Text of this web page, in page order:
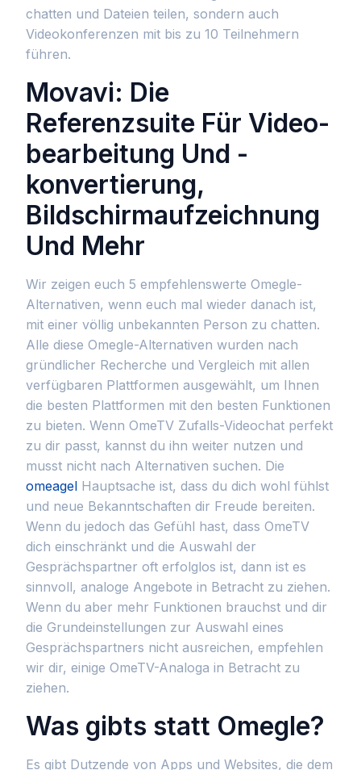
chatten und Dateien teilen, sondern auch
Videokonferenzen mit bis zu 10 Teilnehmern
führen.
Movavi: Die
Referenzsuite Für Video-
bearbeitung Und -
konvertierung,
Bildschirmaufzeichnung
Und Mehr
Wir zeigen euch 5 empfehlenswerte Omegle-
Alternativen, wenn euch mal wieder danach ist,
mit einer völlig unbekannten Person zu chatten.
Alle diese Omegle-Alternativen wurden nach
gründlicher Recherche und Vergleich mit allen
verfügbaren Plattformen ausgewählt, um Ihnen
die besten Plattformen mit den besten Funktionen
zu bieten. Wenn OmeTV Zufalls-Videochat perfekt
zu dir passt, kannst du ihn weiter nutzen und
musst nicht nach Alternativen suchen. Die
omeagel Hauptsache ist, dass du dich wohl fühlst
und neue Bekanntschaften dir Freude bereiten.
Wenn du jedoch das Gefühl hast, dass OmeTV
dich einschränkt und die Auswahl der
Gesprächspartner oft erfolglos ist, dann ist es
sinnvoll, analoge Angebote in Betracht zu ziehen.
Wenn du aber mehr Funktionen brauchst und dir
die Grundeinstellungen zur Auswahl eines
Gesprächspartners nicht ausreichen, empfehlen
wir dir, einige OmeTV-Analoga in Betracht zu
ziehen.
Was gibts statt Omegle?
Es gibt Dutzende von Apps und Websites, die dem